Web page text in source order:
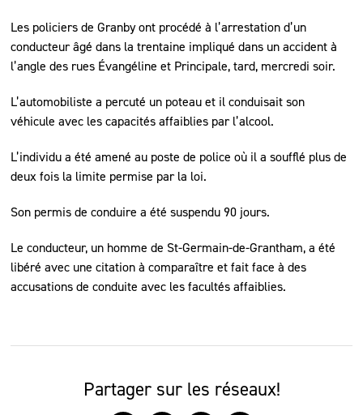
Les policiers de Granby ont procédé à l’arrestation d’un
conducteur âgé dans la trentaine impliqué dans un accident à
l’angle des rues Évangéline et Principale, tard, mercredi soir.
L’automobiliste a percuté un poteau et il conduisait son
véhicule avec les capacités affaiblies par l’alcool.
L’individu a été amené au poste de police où il a soufflé plus de
deux fois la limite permise par la loi.
Son permis de conduire a été suspendu 90 jours.
Le conducteur, un homme de St-Germain-de-Grantham, a été
libéré avec une citation à comparaître et fait face à des
accusations de conduite avec les facultés affaiblies.
Partager sur les réseaux!